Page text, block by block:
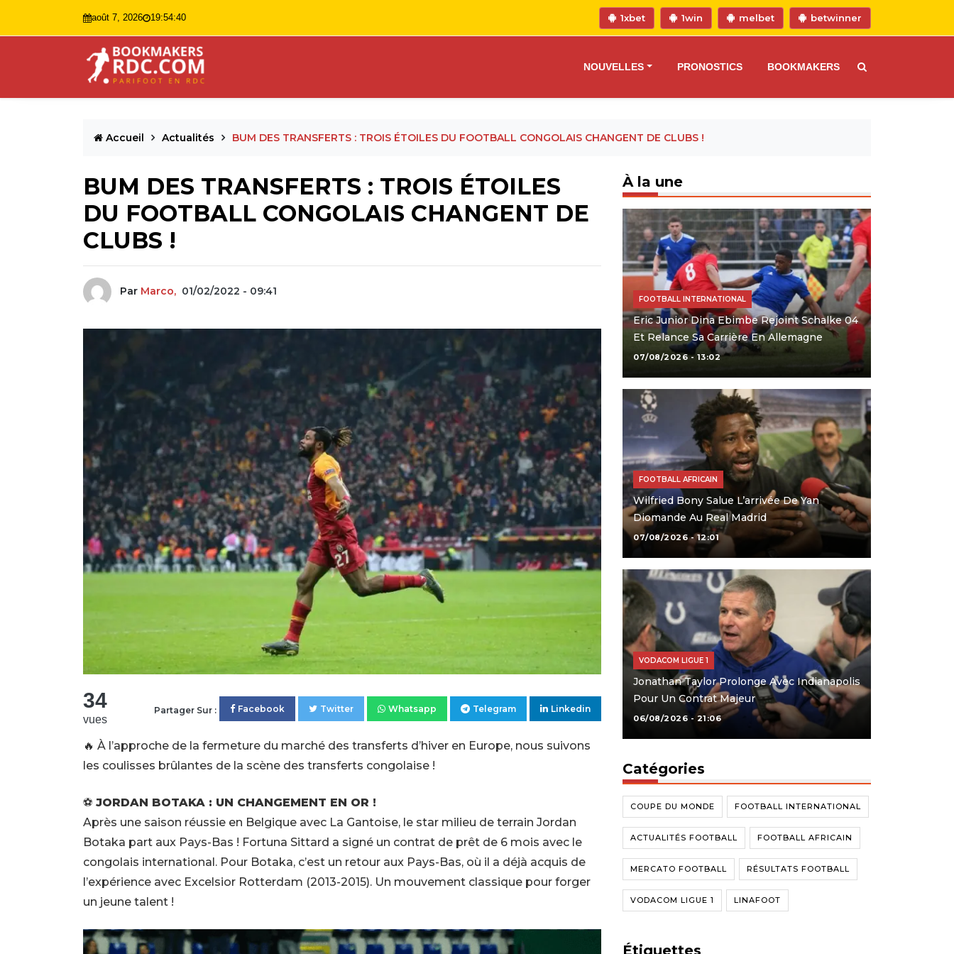
août 7, 2026 19:54:42 1xbet 1win melbet betwinner
NOUVELLES PRONOSTICS BOOKMAKERS
Accueil Actualités BUM DES TRANSFERTS : TROIS ÉTOILES DU FOOTBALL CONGOLAIS CHANGENT DE CLUBS !
BUM DES TRANSFERTS : TROIS ÉTOILES
DU FOOTBALL CONGOLAIS CHANGENT DE
CLUBS !
Par Marco, 01/02/2022 - 09:41
34
vues
Partager Sur : Facebook Twitter Whatsapp Telegram Linkedin
🔥 À l’approche de la fermeture du marché des transferts d’hiver en Europe, nous suivons
les coulisses brûlantes de la scène des transferts congolaise !
⚽ JORDAN BOTAKA : UN CHANGEMENT EN OR !
Après une saison réussie en Belgique avec La Gantoise, le star milieu de terrain Jordan
Botaka part aux Pays-Bas ! Fortuna Sittard a signé un contrat de prêt de 6 mois avec le
congolais international. Pour Botaka, c’est un retour aux Pays-Bas, où il a déjà acquis de
l’expérience avec Excelsior Rotterdam (2013-2015). Un mouvement classique pour forger
un jeune talent !
À la une
FOOTBALL INTERNATIONAL
Eric Junior Dina Ebimbe Rejoint Schalke 04
Et Relance Sa Carrière En Allemagne
07/08/2026 - 13:02
FOOTBALL AFRICAIN
Wilfried Bony Salue L’arrivée De Yan
Diomande Au Real Madrid
07/08/2026 - 12:01
VODACOM LIGUE 1
Jonathan Taylor Prolonge Avec Indianapolis
Pour Un Contrat Majeur
06/08/2026 - 21:06
Catégories
COUPE DU MONDE FOOTBALL INTERNATIONAL
ACTUALITÉS FOOTBALL FOOTBALL AFRICAIN
MERCATO FOOTBALL RÉSULTATS FOOTBALL
VODACOM LIGUE 1 LINAFOOT
Étiquettes